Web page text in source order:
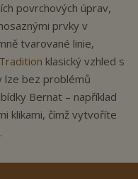
povrchových úprav,
prvky v
tvarované linie,
Tradition klasický vzhled s
lze bez problémů
Bernat – například
klikami, čímž vytvoříte